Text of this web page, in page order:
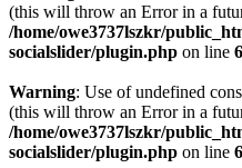
(this will throw an Error in a
/home/owe3737lszkr/
socialslider/plugin.php on line
Warning: Use of undefined
(this will throw an Error in a
/home/owe3737lszkr/
socialslider/plugin.php on line